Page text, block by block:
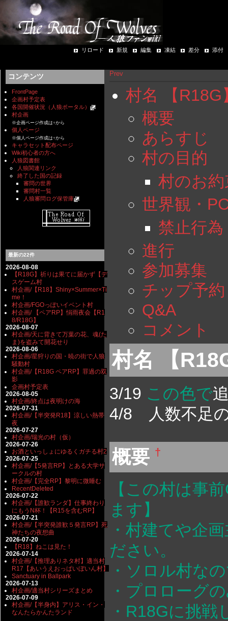
リロード 新規 編集 凍結 差分 添付
コンテンツ
FrontPage
企画村予定表
各国開催状況（人狼ポータル）
村企画
※企画ページ作成は↑から
個人ページ
※個人ページ作成は↑から
キャラセット配布ページ
Wiki初心者の方へ
人狼図書館
人狼関連リンク
終了した国の記録
審問の世界
審問村一覧
人狼審問ログ保管庫
最新の22件
2026-08-08
【R18G】祈りは果てに届かず【デ
スゲーム村
村企画/【R18】Shiny×Summer×Ti
me！
村企画/FGOっぽいイベント村
村企画/ 【ペアRP】悁雨夜会【R1
8/R18G】
2026-08-07
村企画/天に背きて万葉の花、魂(た
ま)を盗みて開花せり
2026-08-06
村企画/星狩りの国・暁の街で人狼
騒動村
村企画/【R18G ペアRP】罪過の双
影
企画村予定表
2026-08-05
村企画/終点は夜明けの海
2026-07-31
村企画/【半突発R18】涼しい熱帯
夜
2026-07-27
村企画/瑞光の村（仮）
2026-07-26
お酒といっしょにゆるくガチる村2
2026-07-25
村企画/【5発言RP】とある大学サ
ークルの村
村企画/【完全RP】黎明に微睡む
RecentDeleted
2026-07-22
村企画/【誰歓ランダ】仕事終わり
にもうN杯！【R15を含むRP】
2026-07-21
村企画/【半突発誰歓５発言RP】死
神たちの夜想曲
2026-07-20
【R18】ねこは見た！
2026-07-14
村企画/【推理ありネタ村】適当村
R17【あいうえおっぱいぼいん村】
Sanctuary in Ballpark
2026-07-13
村企画/適当村シリーズまとめ
2026-07-09
村企画/【半身内】アリス・イン・
なんたらかんたランド
Prev
村名 【R18G
概要
あらすじ
村の目的
村のお約
世界観・
禁止行為
進行
参加募集
チップ予
Q&A
コメント
村名 【
3/19 この色で
4/8 人数不足
概要 †
【この村は事
ます】
・村建てや企
ださい。
・ソロル村な
・プロローグ
・R18Gに挑